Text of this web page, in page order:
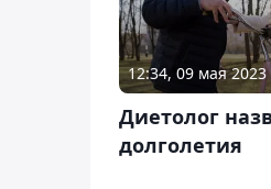
12:34, 09 мая 2023
Диетолог
долголетия